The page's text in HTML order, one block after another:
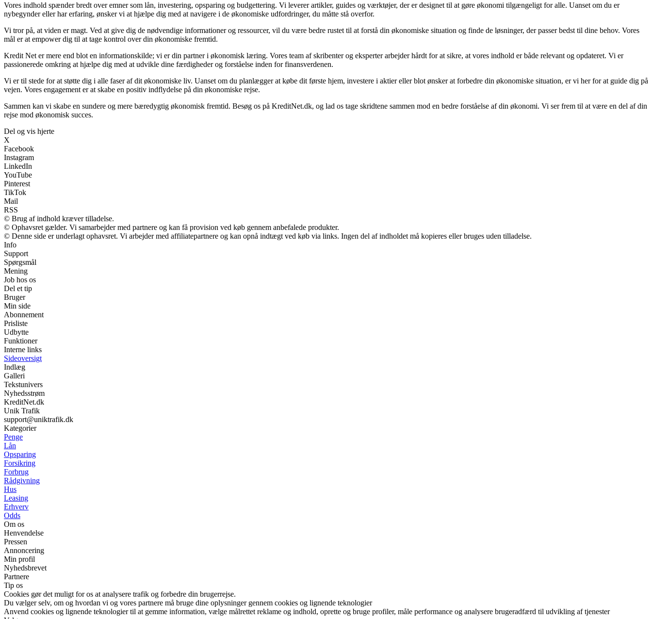
Vores indhold spænder bredt over emner som lån, investering, opsparing og budgettering. Vi leverer artikler, guides og værktøjer, der er designet til at gøre økonomi tilgængeligt for alle. Uanset om du er
nybegynder eller har erfaring, ønsker vi at hjælpe dig med at navigere i de økonomiske udfordringer, du måtte stå overfor.
Vi tror på, at viden er magt. Ved at give dig de nødvendige informationer og ressourcer, vil du være bedre rustet til at forstå din økonomiske situation og finde de løsninger, der passer bedst til dine behov. Vores
mål er at empower dig til at tage kontrol over din økonomiske fremtid.
Kredit Net er mere end blot en informationskilde; vi er din partner i økonomisk læring. Vores team af skribenter og eksperter arbejder hårdt for at sikre, at vores indhold er både relevant og opdateret. Vi er
passionerede omkring at hjælpe dig med at udvikle dine færdigheder og forståelse inden for finansverdenen.
Vi er til stede for at støtte dig i alle faser af dit økonomiske liv. Uanset om du planlægger at købe dit første hjem, investere i aktier eller blot ønsker at forbedre din økonomiske situation, er vi her for at guide dig på
vejen. Vores engagement er at skabe en positiv indflydelse på din økonomiske rejse.
Sammen kan vi skabe en sundere og mere bæredygtig økonomisk fremtid. Besøg os på KreditNet.dk, og lad os tage skridtene sammen mod en bedre forståelse af din økonomi. Vi ser frem til at være en del af din
rejse mod økonomisk succes.
Del og vis hjerte
X
Facebook
Instagram
LinkedIn
YouTube
Pinterest
TikTok
Mail
RSS
© Brug af indhold kræver tilladelse.
© Ophavsret gælder. Vi samarbejder med partnere og kan få provision ved køb gennem anbefalede produkter.
© Denne side er underlagt ophavsret. Vi arbejder med affiliatepartnere og kan opnå indtægt ved køb via links. Ingen del af indholdet må kopieres eller bruges uden tilladelse.
Info
Support
Spørgsmål
Mening
Job hos os
Del et tip
Bruger
Min side
Abonnement
Prisliste
Udbytte
Funktioner
Interne links
Sideoversigt
Indlæg
Galleri
Tekstunivers
Nyhedsstrøm
KreditNet.dk
Unik Trafik
support@uniktrafik.dk
Kategorier
Penge
Lån
Opsparing
Forsikring
Forbrug
Rådgivning
Hus
Leasing
Erhverv
Odds
Om os
Henvendelse
Pressen
Annoncering
Min profil
Nyhedsbrevet
Partnere
Tip os
Cookies gør det muligt for os at analysere trafik og forbedre din brugerrejse.
Du vælger selv, om og hvordan vi og vores partnere må bruge dine oplysninger gennem cookies og lignende teknologier
Anvend cookies og lignende teknologier til at gemme information, vælge målrettet reklame og indhold, oprette og bruge profiler, måle performance og analysere brugeradfærd til udvikling af tjenester